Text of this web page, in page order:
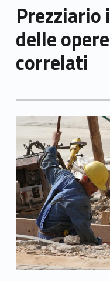
Prezziario interprovinciale
delle
correlati